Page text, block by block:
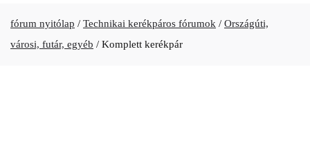
fórum nyitólap / Technikai kerékpáros fórumok / Országúti,
városi, futár, egyéb / Komplett kerékpár